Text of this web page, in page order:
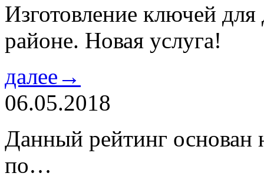
Изготовление ключей
районе. Новая услуга!
далее→
06.05.2018
Данный рейтинг основан
по…